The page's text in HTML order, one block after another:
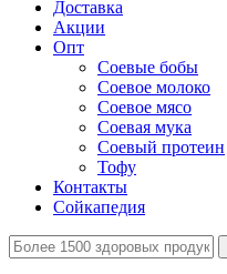
Доставка
Акции
Опт
Соевые бобы
Соевое молоко
Соевое мясо
Соевая мука
Соевый протеин
Тофу
Контакты
Сойкапедия